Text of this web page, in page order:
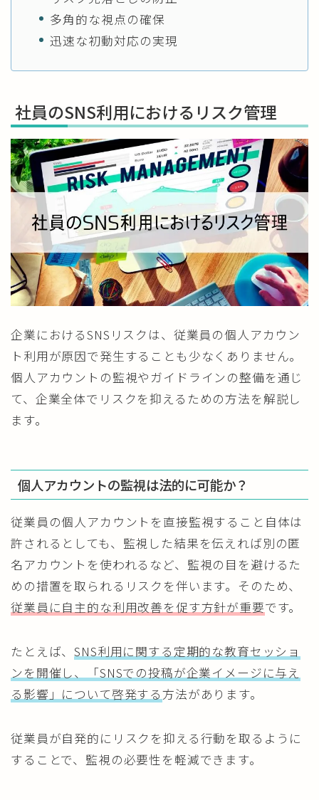
多角的な視点の確保
迅速な初動対応の実現
社員のSNS利用におけるリスク管理
企業におけるSNSリスクは、従業員の個人アカウン
ト利用が原因で発生することも少なくありません。
個人アカウントの監視やガイドラインの整備を通じ
て、企業全体でリスクを抑えるための方法を解説し
ます。
個人アカウントの監視は法的に可能か？
従業員の個人アカウントを直接監視すること自体は
許されるとしても、監視した結果を伝えれば別の匿
名アカウントを使われるなど、監視の目を避けるた
めの措置を取られるリスクを伴います。そのため、
従業員に自主的な利用改善を促す方針が重要です。
たとえば、SNS利用に関する定期的な教育セッショ
ンを開催し、「SNSでの投稿が企業イメージに与え
る影響」について啓発する方法があります。
従業員が自発的にリスクを抑える行動を取るように
することで、監視の必要性を軽減できます。